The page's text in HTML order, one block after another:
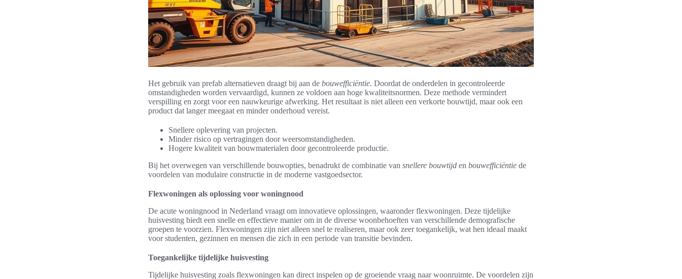
Het gebruik van prefab alternatieven draagt bij aan de bouwefficiëntie. Doordat de onderdelen in gecontroleerde
omstandigheden worden vervaardigd, kunnen ze voldoen aan hoge kwaliteitsnormen. Deze methode vermindert
verspilling en zorgt voor een nauwkeurige afwerking. Het resultaat is niet alleen een verkorte bouwtijd, maar ook een
product dat langer meegaat en minder onderhoud vereist.
Snellere oplevering van projecten.
Minder risico op vertragingen door weersomstandigheden.
Hogere kwaliteit van bouwmaterialen door gecontroleerde productie.
Bij het overwegen van verschillende bouwopties, benadrukt de combinatie van snellere bouwtijd en bouwefficiëntie de
voordelen van modulaire constructie in de moderne vastgoedsector.
Flexwoningen als oplossing voor woningnood
De acute woningnood in Nederland vraagt om innovatieve oplossingen, waaronder flexwoningen. Deze tijdelijke
huisvesting biedt een snelle en effectieve manier om in de diverse woonbehoeften van verschillende demografische
groepen te voorzien. Flexwoningen zijn niet alleen snel te realiseren, maar ook zeer toegankelijk, wat hen ideaal maakt
voor studenten, gezinnen en mensen die zich in een periode van transitie bevinden.
Toegankelijke tijdelijke huisvesting
Tijdelijke huisvesting zoals flexwoningen kan direct inspelen op de groeiende vraag naar woonruimte. De voordelen zijn